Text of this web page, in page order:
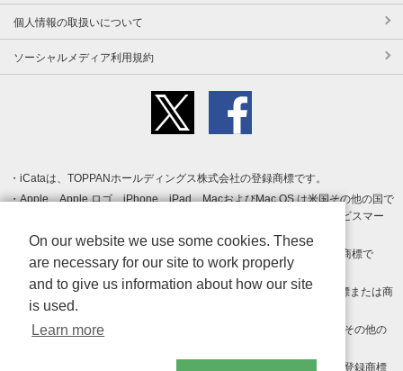
個人情報の取扱いについて
ソーシャルメディア利用規約
iCataは、TOPPANホールディングス株式会社の登録商標です。
Apple、Apple ロゴ、iPhone、iPad、MacおよびMac OS は米国その他の国で
登録された Apple Inc. の商標です。App Store は Apple Inc. のサービスマー
クです。
Android、Google Play および Google Play ロゴ は Google LLC の商標で
す。
Windows は Microsoft Inc.の米国およびその他の国における登録商標または商
標です。
Adobe、Adobe Reader、Adobe PDF は、Adobe Inc.の米国およびその他の
その他、記載されている会社名、商品名、ロゴは各社の商標または登録商標
On our website we use some cookies. These
are necessary for our site to work properly
and to give us information about how our site
is used.
Learn more